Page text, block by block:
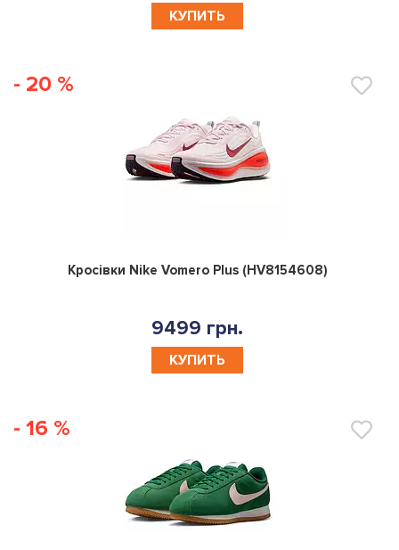
КУПИТЬ
- 20 %
0
Кросівки Nike Vomero Plus (HV8154608)
9499 грн.
КУПИТЬ
- 16 %